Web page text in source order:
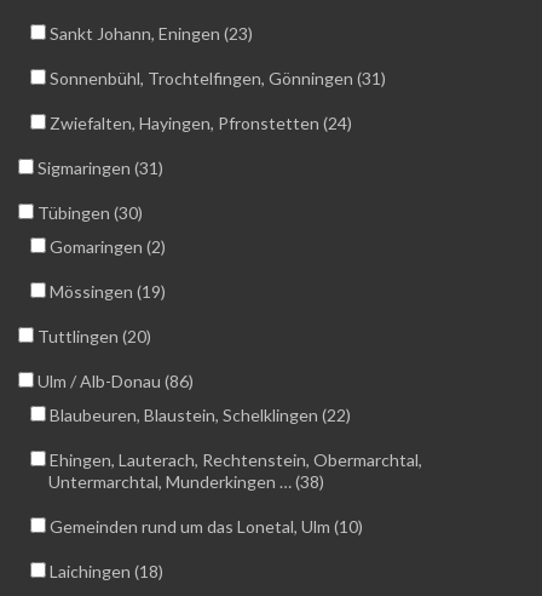
Sankt Johann, Eningen (23)
Sonnenbühl, Trochtelfingen, Gönningen (31)
Zwiefalten, Hayingen, Pfronstetten (24)
Sigmaringen (31)
Tübingen (30)
Gomaringen (2)
Mössingen (19)
Tuttlingen (20)
Ulm / Alb-Donau (86)
Blaubeuren, Blaustein, Schelklingen (22)
Ehingen, Lauterach, Rechtenstein, Obermarchtal,
Untermarchtal, Munderkingen … (38)
Gemeinden rund um das Lonetal, Ulm (10)
Laichingen (18)